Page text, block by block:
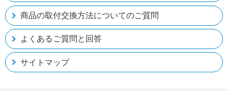
商品の取付交換方法についてのご質問
よくあるご質問と回答
サイトマップ